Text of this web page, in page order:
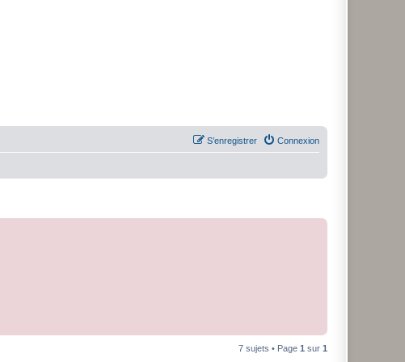
Connexion
S’enregistrer
7 sujets • Page 1 sur 1